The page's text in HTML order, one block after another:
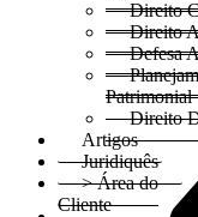
Direito
Direito
Defesa
Patrimonial
Direito
Artigos
Juridiquês
> Área do
Cliente